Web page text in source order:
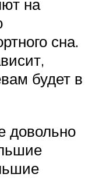
на
сна.
будет в
довольно